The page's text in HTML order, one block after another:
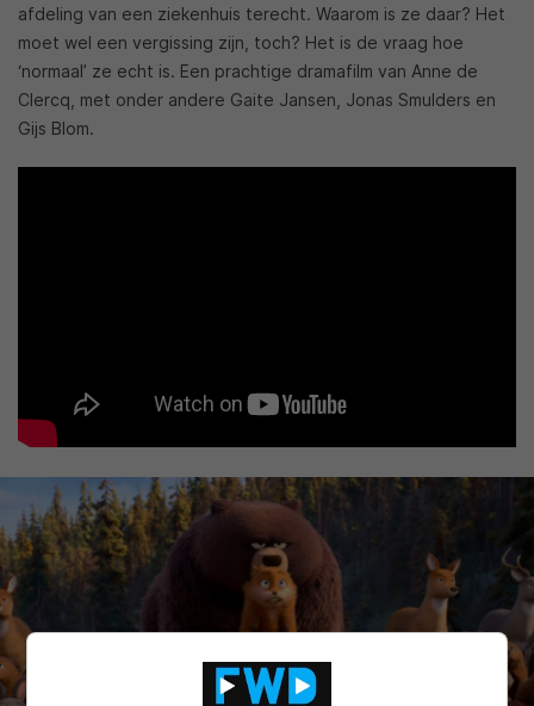
afdeling van een ziekenhuis terecht. Waarom is ze daar? Het
moet wel een vergissing zijn, toch? Het is de vraag hoe
‘normaal’ ze echt is. Een prachtige dramafilm van Anne de
Clercq, met onder andere Gaite Jansen, Jonas Smulders en
Gijs Blom.